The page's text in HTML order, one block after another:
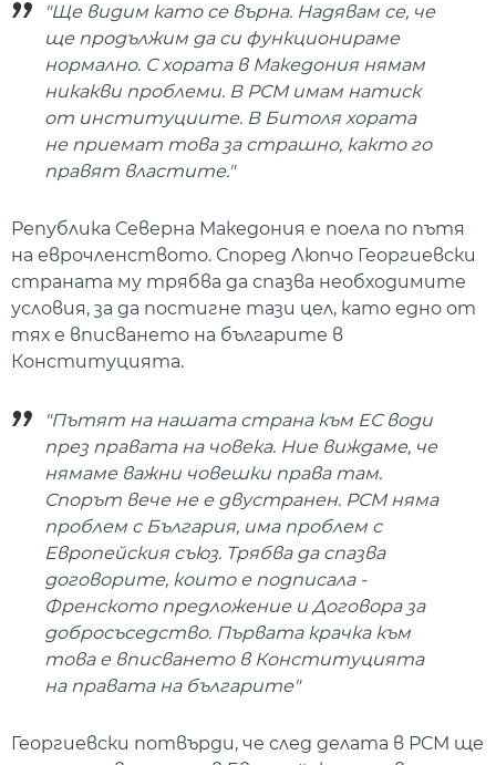
"Ще видим като се върна. Надявам се, че
ще продължим да си функционираме
нормално. С хората в Македония нямам
никакви проблеми. В РСМ имам натиск
от институциите. В Битоля хората
не приемат това за страшно, както го
правят властите."
Република Северна Македония е поела по пътя
на еврочленството. Според Люпчо Георгиевски
страната му трябва да спазва необходимите
условия, за да постигне тази цел, като едно от
тях е вписването на българите в
Конституцията.
"Пътят на нашата страна към ЕС води
през правата на човека. Ние виждаме, че
нямаме важни човешки права там.
Спорът вече не е двустранен. РСМ няма
проблем с България, има проблем с
Европейския съюз. Трябва да спазва
договорите, които е подписала -
Френското предложение и Договора за
добросъседство. Първата крачка към
това е вписването в Конституцията
на правата на българите"
Георгиевски потвърди, че след делата в РСМ ще